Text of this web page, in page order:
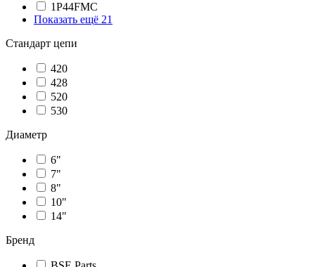
1P44FMC
Показать ещё 21
Стандарт цепи
420
428
520
530
Диаметр
6"
7"
8"
10"
14"
Бренд